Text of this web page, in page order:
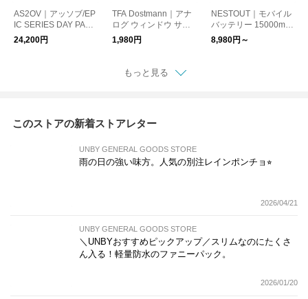
AS2OV｜アッソブ/EP
IC SERIES DAY PACK
バックパック リュッ
24,200円
TFA Dostmann｜アナ
ログ ウィンドウ サー
モメーター（温度計）
1,980円
NESTOUT｜モバイル
バッテリー 15000mA
h
8,980円～
もっと見る
このストアの新着ストアレター
UNBY GENERAL GOODS STORE
雨の日の強い味方。人気の別注レインポンチョ⭐︎
2026/04/21
UNBY GENERAL GOODS STORE
＼UNBYおすすめピックアップ／スリムなのにたくさ
ん入る！軽量防水のファニーパック。
2026/01/20